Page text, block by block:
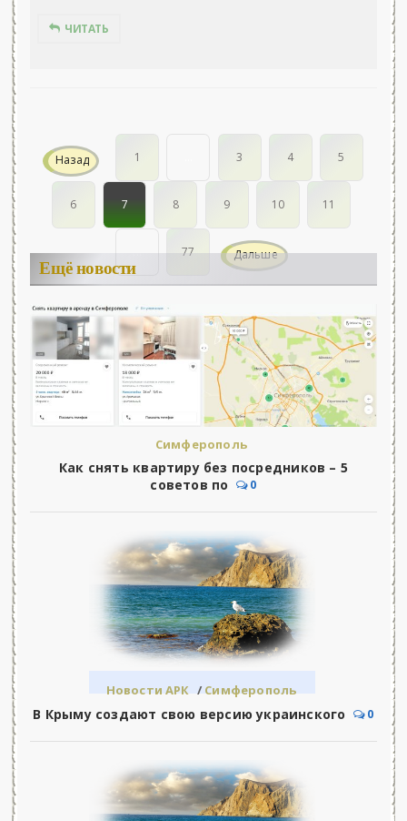
ЧИТАТЬ
Назад 1 3 4 5
6 7 8 9 10 11
77 Дальше
Ещё новости
Симферополь
Как снять квартиру без посредников – 5
советов по
0
Новости АРК /Симферополь
В Крыму создают свою версию украинского 0